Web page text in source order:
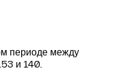
периоде между
и 140.